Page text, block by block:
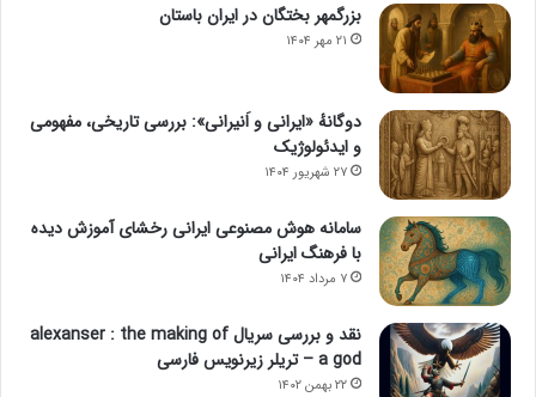
بزرگمهر بختگان در ایران باستان
۲۱ مهر ۱۴۰۴
دوگانهٔ «ایرانی و اَنیرانی»: بررسی تاریخی، مفهومی
و ایدئولوژیک
۲۷ شهریور ۱۴۰۴
سامانه هوش مصنوعی ایرانی رخشای آموزش دیده
با فرهنگ ایرانی
۷ مرداد ۱۴۰۴
نقد و بررسی سریال alexanser : the making of
a god – تریلر زیرنویس فارسی
۲۲ بهمن ۱۴۰۲